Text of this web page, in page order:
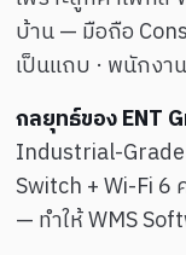
บ้าน — มือถือ
เป็นแถบ · พนักงา
กลยุทธ์ของ ENT
Industrial-Grade
Switch + Wi-Fi 6
— ทำให้ WMS